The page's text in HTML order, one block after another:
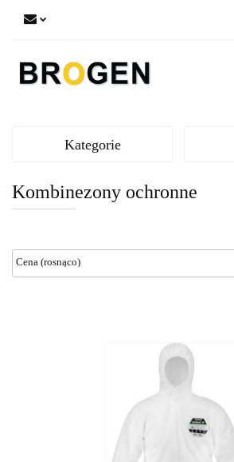
Kategorie
Kombinezony ochronne